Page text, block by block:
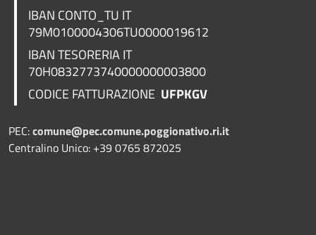
IBAN CONTO_TU IT
79M0100004306TU0000019612
IBAN TESORERIAIT
70H0832773740000000003800
CODICE FATTURAZIONE UFPKGV
PEC:comune@pec.comune.poggionativo.ri.it
Centralino Unico: +39 0765 872025